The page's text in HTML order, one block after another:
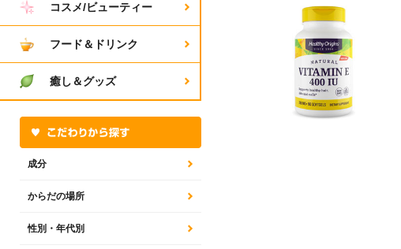
コスメ/ビューティー
フード＆ドリンク
癒し＆グッズ
成分
からだの場所
性別・年代別